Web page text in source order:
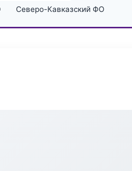
Северо-Кавказский ФО